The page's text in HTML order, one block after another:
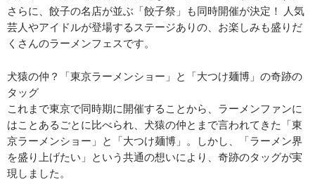
さらに、餃子の名店が並ぶ「餃子祭」も同時開催が決定！ 人気
芸人やアイドルが登場するステージありの、お楽しみも盛りだ
くさんのラーメンフェスです。
犬猿の仲？「東京ラーメンショー」と「大つけ麺博」の奇跡の
タッグ
これまで東京で同時期に開催することから、ラーメンファンに
はことあるごとに比べられ、犬猿の仲とまで言われてきた「東
京ラーメンショー」と「大つけ麺博」。しかし、「ラーメン界
を盛り上げたい」という共通の想いにより、奇跡のタッグが実
現しました。